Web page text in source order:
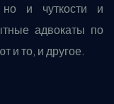
но и чуткости и
адвокаты по
и то, и другое.